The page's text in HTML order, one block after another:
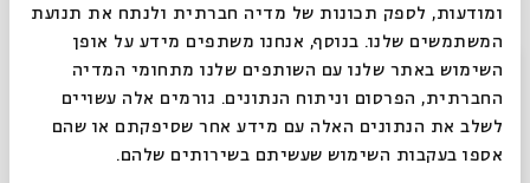
ומודעות, לספק תכונות של מדיה חברתית ולנתח את תנועת
המשתמשים שלנו. בנוסף, אנחנו משתפים מידע על אופן
השימוש באתר שלנו עם השותפים שלנו מתחומי המדיה
החברתית, הפרסום וניתוח הנתונים. גורמים אלה עשויים
לשלב את הנתונים האלה עם מידע אחר שסיפקתם או שהם
אספו בעקבות השימוש שעשיתם בשירותים שלהם.
A conversation ranging from a date orchard in Abu
Dhabi to a conference on a ferocious weevil devouring
millions of trees, to a lost spy, and to a 2,000-year-old
seed from Roman Judea reborn in Israel’s Arava desert.
סגור